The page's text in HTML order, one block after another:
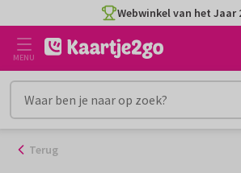
naar
inhoud
Webwinkel van het Jaar
MENU
Terug